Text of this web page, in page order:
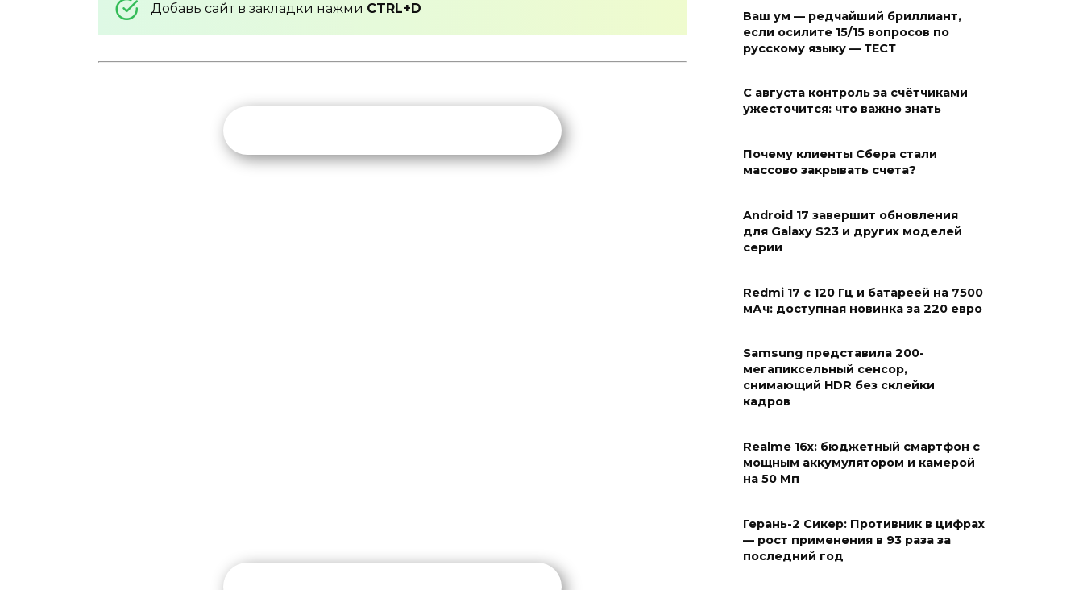
Добавь сайт в закладки нажми CTRL+D
Ваш ум — редчайший бриллиант,
если осилите 15/15 вопросов по
русскому языку — ТЕСТ
С августа контроль за счётчиками
ужесточится: что важно знать
Почему клиенты Сбера стали
массово закрывать счета?
Android 17 завершит обновления
для Galaxy S23 и других моделей
серии
Redmi 17 с 120 Гц и батареей на 7500
мАч: доступная новинка за 220 евро
Samsung представила 200-
мегапиксельный сенсор,
снимающий HDR без склейки
кадров
Realme 16x: бюджетный смартфон с
мощным аккумулятором и камерой
на 50 Мп
Герань-2 Сикер: Противник в цифрах
— рост применения в 93 раза за
последний год